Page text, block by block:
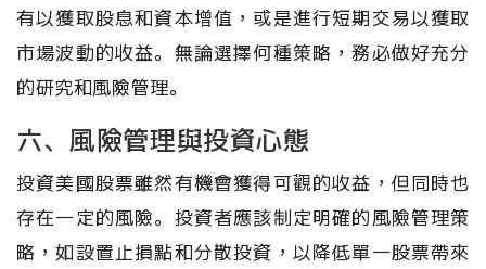
有以獲取股息和資本增值，或是進行短期交易以獲取
市場波動的收益。無論選擇何種策略，務必做好充分
的研究和風險管理。
六、風險管理與投資心態
投資美國股票雖然有機會獲得可觀的收益，但同時也
存在一定的風險。投資者應該制定明確的風險管理策
略，如設置止損點和分散投資，以降低單一股票帶來